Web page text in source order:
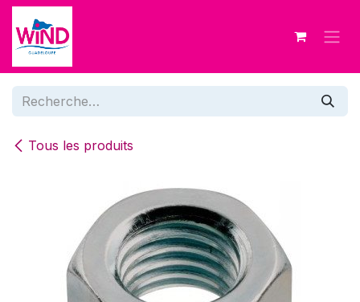
Se rendre au contenu
Tous les produits